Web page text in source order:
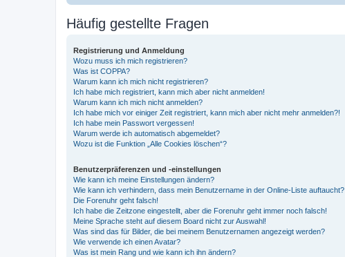
Häufig gestellte Fragen
Registrierung und Anmeldung
Wozu muss ich mich registrieren?
Was ist COPPA?
Warum kann ich mich nicht registrieren?
Ich habe mich registriert, kann mich aber nicht anmelden!
Warum kann ich mich nicht anmelden?
Ich habe mich vor einiger Zeit registriert, kann mich aber nicht mehr anmelden?!
Ich habe mein Passwort vergessen!
Warum werde ich automatisch abgemeldet?
Wozu ist die Funktion „Alle Cookies löschen“?
Benutzerpräferenzen und -einstellungen
Wie kann ich meine Einstellungen ändern?
Wie kann ich verhindern, dass mein Benutzername in der Online-Liste auftaucht?
Die Forenuhr geht falsch!
Ich habe die Zeitzone eingestellt, aber die Forenuhr geht immer noch falsch!
Meine Sprache steht auf diesem Board nicht zur Auswahl!
Was sind das für Bilder, die bei meinem Benutzernamen angezeigt werden?
Wie verwende ich einen Avatar?
Was ist mein Rang und wie kann ich ihn ändern?